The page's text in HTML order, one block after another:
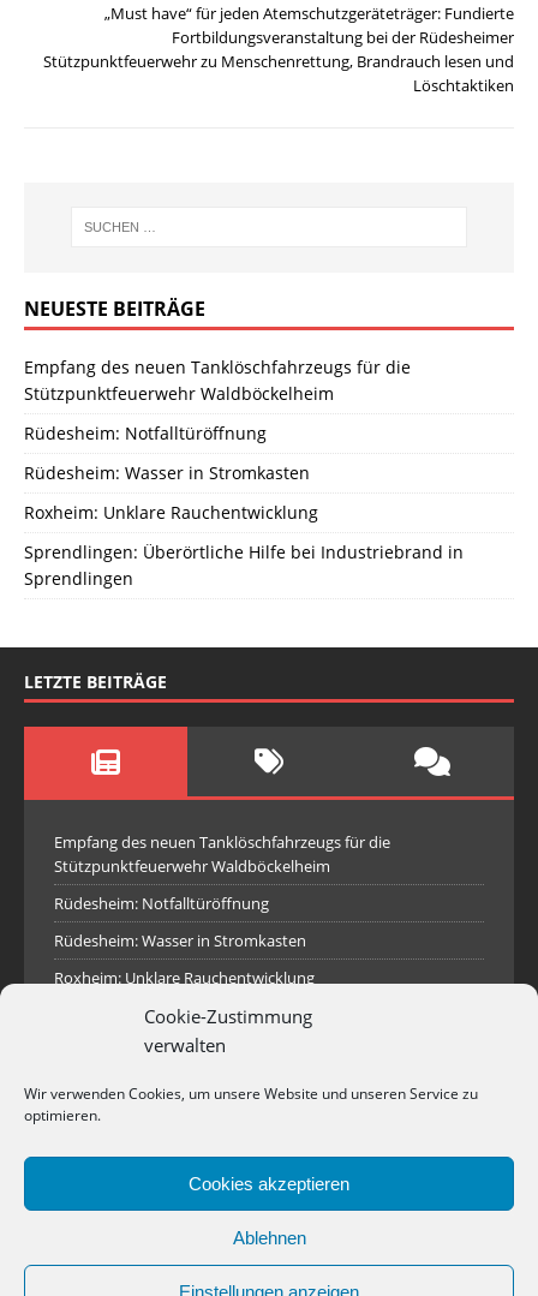
Cookie-Zustimmung
verwalten
Wir verwenden Cookies, um unsere Website und unseren Service zu
optimieren.
Cookies akzeptieren
Ablehnen
Einstellungen anzeigen
„Must have“ für jeden Atemschutzgeräteträger: Fundierte
Fortbildungsveranstaltung bei der Rüdesheimer
Stützpunktfeuerwehr zu Menschenrettung, Brandrauch lesen und
Löschtaktiken
NEUESTE BEITRÄGE
Empfang des neuen Tanklöschfahrzeugs für die
Stützpunktfeuerwehr Waldböckelheim
Rüdesheim: Notfalltüröffnung
Rüdesheim: Wasser in Stromkasten
Roxheim: Unklare Rauchentwicklung
Sprendlingen: Überörtliche Hilfe bei Industriebrand in
Sprendlingen
LETZTE BEITRÄGE
Empfang des neuen Tanklöschfahrzeugs für die
Stützpunktfeuerwehr Waldböckelheim
Rüdesheim: Notfalltüröffnung
Rüdesheim: Wasser in Stromkasten
Roxheim: Unklare Rauchentwicklung
Sprendlingen: Überörtliche Hilfe bei Industriebrand in
Sprendlingen
Rüdesheim: Aufgerissener Dieseltank
Industriepark Pferdsfeld: Brand eines Holzpolter